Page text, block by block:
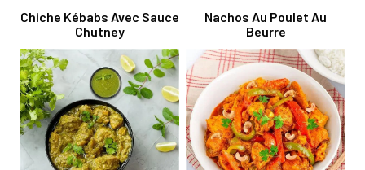
Chiche Kébabs Avec Sauce
Chutney
Nachos Au Poulet Au
Beurre